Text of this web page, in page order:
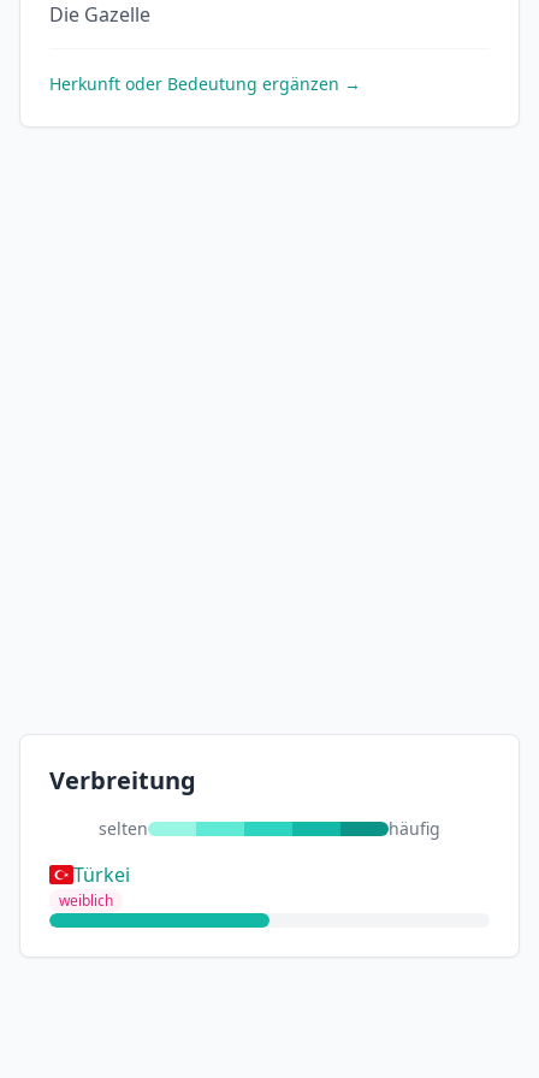
Die Gazelle
Herkunft oder Bedeutung ergänzen →
Verbreitung
selten häufig
Türkei
weiblich